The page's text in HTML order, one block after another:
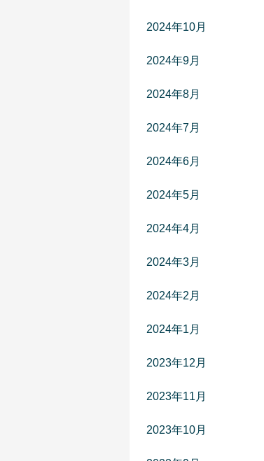
2024年10月
2024年9月
2024年8月
2024年7月
2024年6月
2024年5月
2024年4月
2024年3月
2024年2月
2024年1月
2023年12月
2023年11月
2023年10月